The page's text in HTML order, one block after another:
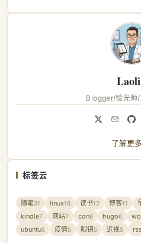
Blogger/验光师
了解更
标签云
随笔31 linux16 读书12 博客11
kindle7 网站7 cdn6 hugo6
ubuntu5 疫情5 眼镜5 近视5 rss